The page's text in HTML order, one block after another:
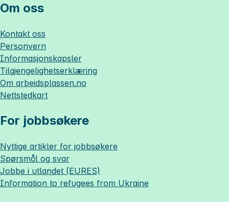
Om oss
Kontakt oss
Personvern
Informasjonskapsler
Tilgjengelighetserklæring
Om arbeidsplassen.no
Nettstedkart
For jobbsøkere
Nyttige artikler for jobbsøkere
Spørsmål og svar
Jobbe i utlandet (EURES)
Information to refugees from Ukraine